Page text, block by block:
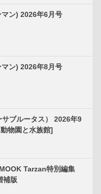
ン) 2026年6月号
ン) 2026年8月号
ブルータス） 2026年9
物園と水族館]
Tarzan特別編集
補版